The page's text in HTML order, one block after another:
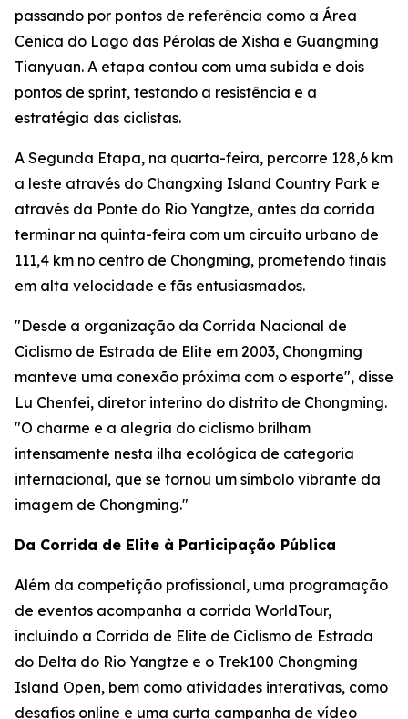
passando por pontos de referência como a Área
Cênica do Lago das Pérolas de Xisha e Guangming
Tianyuan. A etapa contou com uma subida e dois
pontos de sprint, testando a resistência e a
estratégia das ciclistas.
A Segunda Etapa, na quarta-feira, percorre 128,6 km
a leste através do Changxing Island Country Park e
através da Ponte do Rio Yangtze, antes da corrida
terminar na quinta-feira com um circuito urbano de
111,4 km no centro de Chongming, prometendo finais
em alta velocidade e fãs entusiasmados.
"Desde a organização da Corrida Nacional de
Ciclismo de Estrada de Elite em 2003, Chongming
manteve uma conexão próxima com o esporte", disse
Lu Chenfei, diretor interino do distrito de Chongming.
"O charme e a alegria do ciclismo brilham
intensamente nesta ilha ecológica de categoria
internacional, que se tornou um símbolo vibrante da
imagem de Chongming."
Da Corrida de Elite à Participação Pública
Além da competição profissional, uma programação
de eventos acompanha a corrida WorldTour,
incluindo a Corrida de Elite de Ciclismo de Estrada
do Delta do Rio Yangtze e o Trek100 Chongming
Island Open, bem como atividades interativas, como
desafios online e uma curta campanha de vídeo